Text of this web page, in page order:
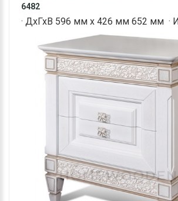
6482
· ДхГхВ 596 мм х 426 мм 652 мм ·